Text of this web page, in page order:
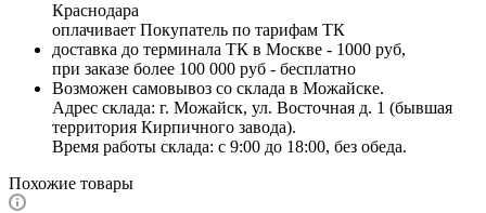
Краснодара
оплачивает Покупатель по тарифам ТК
доставка до терминала ТК в Москве - 1000 руб,
при заказе более 100 000 руб - бесплатно
Возможен самовывоз со склада в Можайске.
Адрес склада: г. Можайск, ул. Восточная д. 1 (бывшая
территория Кирпичного завода).
Время работы склада: с 9:00 до 18:00, без обеда.
Похожие товары